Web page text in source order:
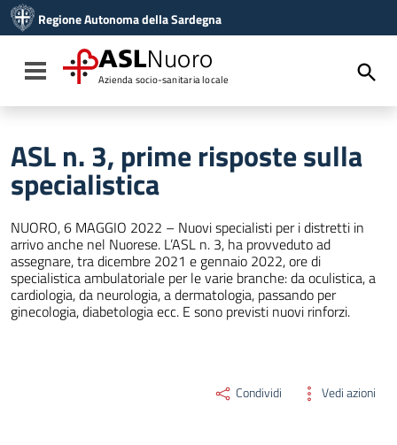
Vai al menu di navigazione
Vai al footer
Regione Autonoma della Sardegna
Toggle navigation
ASLNuoro
Azienda socio-sanitaria locale
ASL n. 3, prime risposte sulla
specialistica
NUORO, 6 MAGGIO 2022 – Nuovi specialisti per i distretti in
arrivo anche nel Nuorese. L’ASL n. 3, ha provveduto ad
assegnare, tra dicembre 2021 e gennaio 2022, ore di
specialistica ambulatoriale per le varie branche: da oculistica, a
cardiologia, da neurologia, a dermatologia, passando per
ginecologia, diabetologia ecc. E sono previsti nuovi rinforzi.
Condividi Vedi azioni